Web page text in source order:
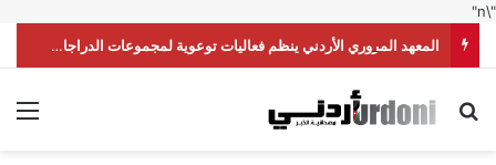
"\n"
المعهد المروري الأردني ينظم فعاليات توعوية لمجموعات الدراجات النارية
بحث عن